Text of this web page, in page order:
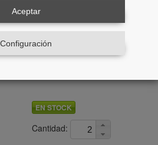
Aceptar
ConfiguraciónRef.: 61725
Bola Ceramica 10cm Gris
EN STOCK
Cantidad: